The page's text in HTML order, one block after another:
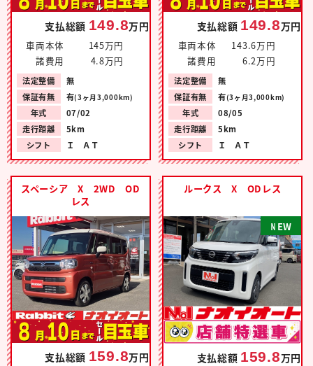
支払総額 149.8万円
車両本体
145万円
諸費用
4.8万円
法定整備
無
保証有無
有(3ヶ月3,000km)
年式
07/02
走行距離
5km
シフト
Ｉ ＡＴ
支払総額 149.8万円
車両本体
143.6万円
諸費用
6.2万円
法定整備
無
保証有無
有(3ヶ月3,000km)
年式
08/05
走行距離
5km
シフト
Ｉ ＡＴ
スペーシア X 2WD OD
レス
支払総額 159.8万円
ルークス X ODレス
N EW
支払総額 159.8万円